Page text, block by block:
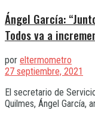
Ángel García:
Todos va a
por eltermometro
27 septiembre, 2021
El secretario de
Quilmes, Ángel García,